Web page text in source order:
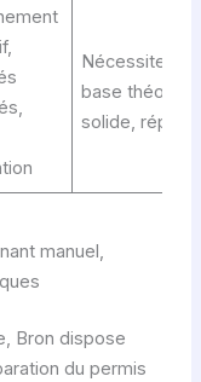
Nécessite une
base
solide,
manuel,
Bron dispose
du permis